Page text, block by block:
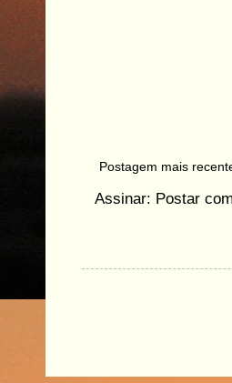
Postagem mais
Assinar: Postar